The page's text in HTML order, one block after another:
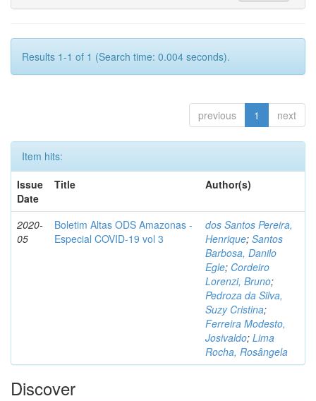
Results 1-1 of 1 (Search time: 0.004 seconds).
previous 1 next
Item hits:
Issue
Date
Title Author(s)
2020-
05
Boletim Altas ODS Amazonas -
Especial COVID-19 vol 3
dos Santos Pereira,
Henrique; Santos
Barbosa, Danilo
Egle; Cordeiro
Lorenzi, Bruno;
Pedroza da Silva,
Suzy Cristina;
Ferreira Modesto,
Josivaldo; Lima
Rocha, Rosângela
Discover